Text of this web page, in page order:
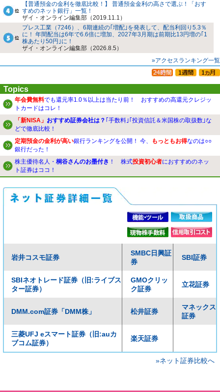
【普通預金の金利を徹底比較！】 普通預金金利の高さで選ぶ！「おす
すめのネット銀行」一覧！
ザイ・オンライン編集部（2019.11.1）
プレス工業（7246）、6期連続の｢増配｣を発表して、配当利回り5.3％
に！ 年間配当は6年で6.6倍に増加、2027年3月期は前期比13円増の｢1
株あたり50円｣に！
ザイ・オンライン編集部（2026.8.5）
»アクセスランキング一覧
Topics
年会費無料でも還元率1.0％以上は当たり前！ おすすめの高還元クレジッ
トカードはコレ！
「新NISA」 おすすめ証券会社は？ ｢手数料｣｢投資信託＆米国株の取扱数｣な
どで徹底比較！
定期預金の金利が高い銀行ランキングを公開！ 今、 もっともお得なのは○○
銀行だった！
株主優待名人・ 桐谷さんのお墨付き ！ 株式投資初心者におすすめのネッ
ト証券はココ！
岩井コスモ証券
SMBC日興証
券
SBI証券
SBIネオトレード証券（旧:ライブス
ター証券）
GMOクリッ
ク証券
立花証券
DMM.com証券「DMM株」 松井証券
マネックス
証券
三菱UFJ eスマート証券（旧:auカ
ブコム証券）
楽天証券
»ネット証券比較へ